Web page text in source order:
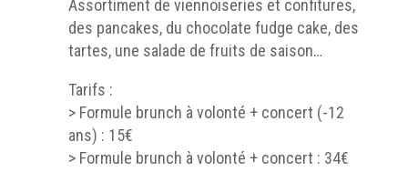
Assortiment de viennoiseries et confitures,
des pancakes, du chocolate fudge cake, des
tartes, une salade de fruits de saison…
Tarifs :
> Formule brunch à volonté + concert (-12
ans) : 15€
> Formule brunch à volonté + concert : 34€